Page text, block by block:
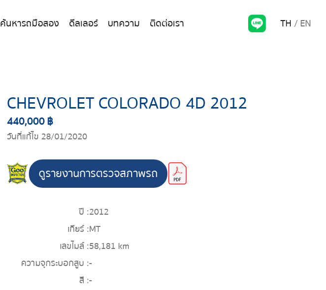
ค้นหารถมือสอง ดีลเลอร์ บทความ ติดต่อเรา TH EN
CHEVROLET COLORADO 4D 2012
440,000 ฿
วันที่แก้ไข 28/01/2020
ดูรายงานการตรวจสภาพรถ
ปี :2012
เกียร์ :MT
เลขไมล์ :58,181 km
ความจุกระบอกสูบ :-
สี :-